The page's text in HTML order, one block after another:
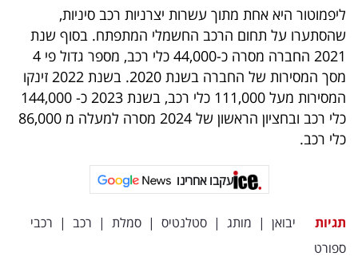
ליפמוטור היא אחת מתוך עשרות יצרניות רכב סיניות,
שהסתערו על תחום הרכב החשמלי המתפתח. בסוף שנת
2021 החברה מסרה כ-44,000 כלי רכב, מספר גדול פי 4
מסך המסירות של החברה בשנת 2020. בשנת 2022 זינקו
המסירות מעל 111,000 כלי רכב, בשנת 2023 כ- 144,000
כלי רכב ובחציון הראשון של 2024 מסרה למעלה מ 86,000
כלי רכב.
עקבו אחרינו
תגיות יבואן | מותג | סטלנטיס | סמלת | רכב | רכבי
ספורט